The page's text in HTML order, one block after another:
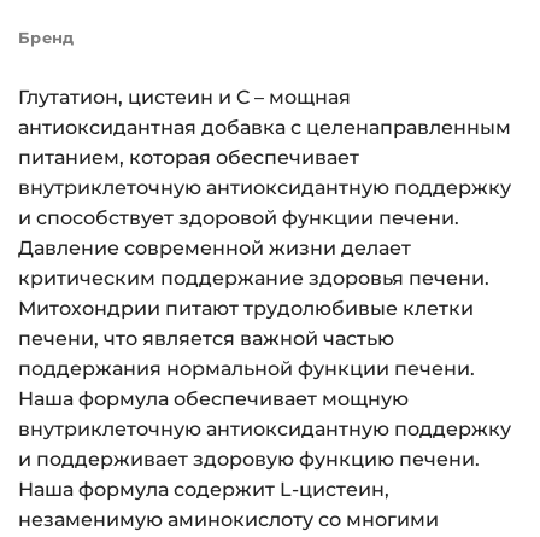
Бренд
Глутатион, цистеин и C – мощная
антиоксидантная добавка с целенаправленным
питанием, которая обеспечивает
внутриклеточную антиоксидантную поддержку
и способствует здоровой функции печени.
Давление современной жизни делает
критическим поддержание здоровья печени.
Митохондрии питают трудолюбивые клетки
печени, что является важной частью
поддержания нормальной функции печени.
Наша формула обеспечивает мощную
внутриклеточную антиоксидантную поддержку
и поддерживает здоровую функцию печени.
Наша формула содержит L-цистеин,
незаменимую аминокислоту со многими